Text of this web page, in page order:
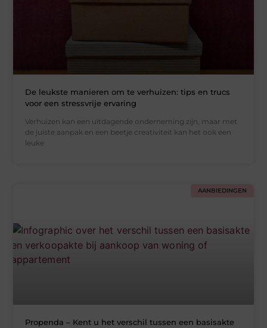
De leukste manieren om te verhuizen: tips en trucs
voor een stressvrije ervaring
Verhuizen kan een uitdagende onderneming zijn, maar met
de juiste aanpak en een beetje creativiteit kan het ook een
leuke
AANBIEDINGEN
Propenda – Kent u het verschil tussen een basisakte